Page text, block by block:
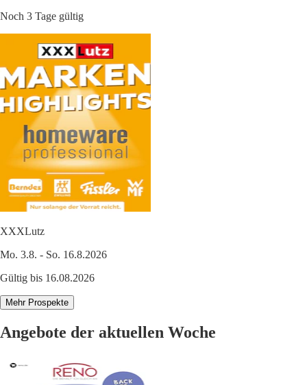
Noch 3 Tage gültig
XXXLutz
Mo. 3.8. - So. 16.8.2026
Gültig bis 16.08.2026
Mehr Prospekte
Angebote der aktuellen Woche